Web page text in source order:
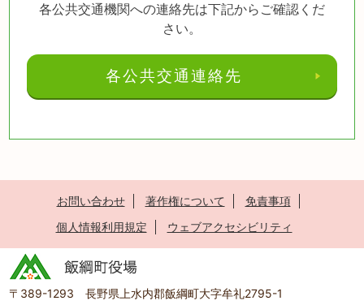
各公共交通機関への連絡先は下記からご確認くだ
さい。
各公共交通連絡先
お問い合わせ 著作権について
免責事項
個人情報利用規定
ウェブアクセシビリティ
〒389-1293 長野県上水内郡飯綱町大字牟礼2795-1